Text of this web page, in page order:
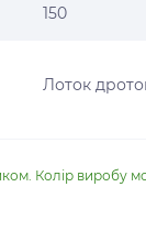
150
Лоток
Колір виробу